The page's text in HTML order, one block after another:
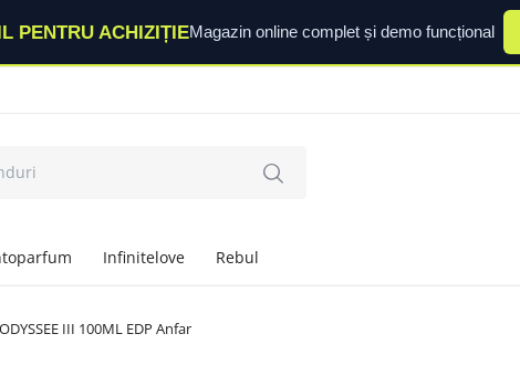
PENTRU ACHIZIȚIEMagazin online complet și demo funcțional
Infinitelove Rebul
III 100ML EDP Anfar